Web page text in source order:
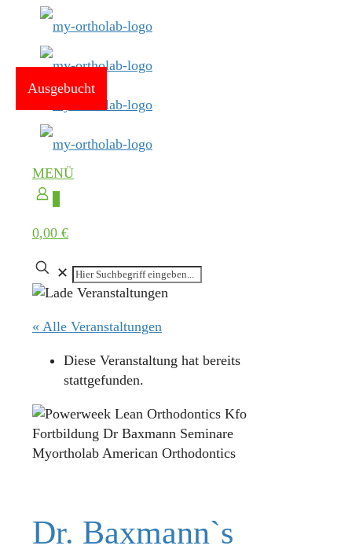
MENÜ
0,00 €
✕
« Alle Veranstaltungen
Diese Veranstaltung hat bereits
stattgefunden.
Ausgebucht
Dr. Baxmann`s